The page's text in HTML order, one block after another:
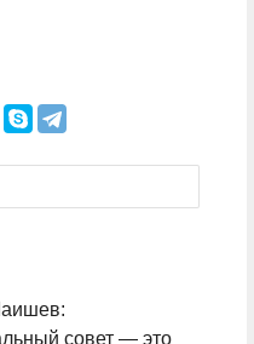
совет — это